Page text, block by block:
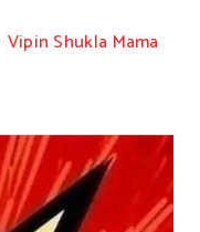
Vipin Shukla Mama